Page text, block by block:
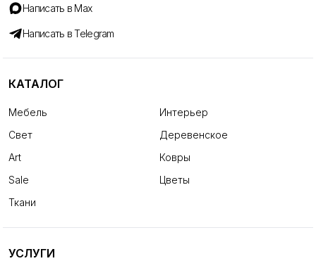
Написать в Max
Написать в Telegram
КАТАЛОГ
Мебель
Интерьер
Свет
Деревенское
Art
Ковры
Sale
Цветы
Ткани
УСЛУГИ